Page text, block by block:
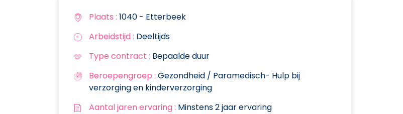
Plaats : 1040 - Etterbeek
Arbeidstijd : Deeltijds
Type contract : Bepaalde duur
Beroepengroep : Gezondheid / Paramedisch- Hulp bij
verzorging en kinderverzorging
Aantal jaren ervaring : Minstens 2 jaar ervaring